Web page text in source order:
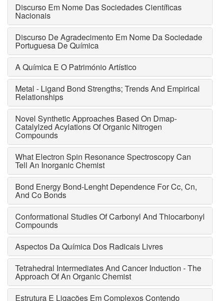
Discurso Em Nome Das Sociedades Científicas
Nacionais
Discurso De Agradecimento Em Nome Da Sociedade
Portuguesa De Química
A Química E O Património Artístico
Metal - Ligand Bond Strengths; Trends And Empirical
Relationships
Novel Synthetic Approaches Based On Dmap-
Catalylzed Acylations Of Organic Nitrogen
Compounds
What Electron Spin Resonance Spectroscopy Can
Tell An Inorganic Chemist
Bond Energy Bond-Lenght Dependence For Cc, Cn,
And Co Bonds
Conformational Studies Of Carbonyl And Thiocarbonyl
Compounds
Aspectos Da Química Dos Radicais Livres
Tetrahedral Intermediates And Cancer Induction - The
Approach Of An Organic Chemist
Estrutura E Ligações Em Complexos Contendo